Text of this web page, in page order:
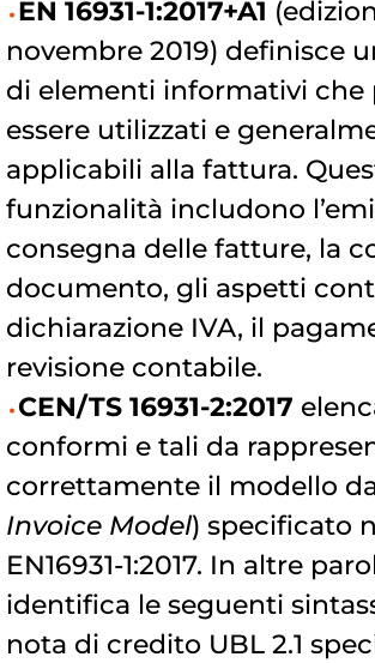
EN 16931-1:2017+A1
novembre 2019) definisce
di elementi informativi che
essere utilizzati e
applicabili alla fattura.
funzionalità includono
consegna delle fatture, la
documento, gli aspetti
dichiarazione IVA, il
revisione contabile.
CEN/TS 16931-2:2017
conformi e tali da
correttamente il modello
Invoice Model) specificato
EN16931-1:2017. In altre
identifica le seguenti
nota di credito UBL 2.1